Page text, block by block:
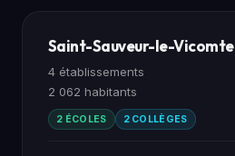
Saint-Sauveur-le-Vicomte
4 établissements
2 062 habitants
2 ÉCOLES 2 COLLÈGES